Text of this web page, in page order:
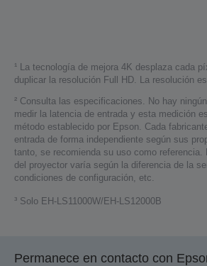
¹ La tecnología de mejora 4K desplaza cada
duplicar la resolución Full HD. La resolución
² Consulta las especificaciones. No hay
medir la latencia de entrada y esta medición
método establecido por Epson. Cada
entrada de forma independiente según sus
tanto, se recomienda su uso como referencia.
del proyector varía según la diferencia de la
condiciones de configuración, etc.
³ Solo EH-LS11000W/EH-LS12000B
Permanece en contacto con